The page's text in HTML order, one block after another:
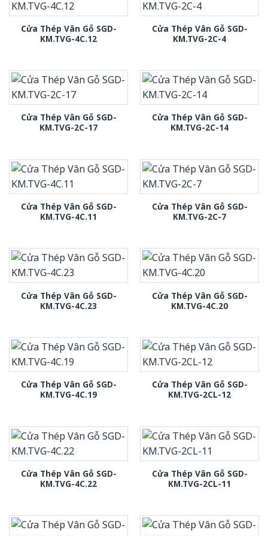
Cửa Thép Vân Gỗ SGD-
KM.TVG-4C.12
Cửa Thép Vân Gỗ SGD-
KM.TVG-2C-4
Cửa Thép Vân Gỗ SGD-
KM.TVG-2C-17
Cửa Thép Vân Gỗ SGD-
KM.TVG-2C-14
Cửa Thép Vân Gỗ SGD-
KM.TVG-4C.11
Cửa Thép Vân Gỗ SGD-
KM.TVG-2C-7
Cửa Thép Vân Gỗ SGD-
KM.TVG-4C.23
Cửa Thép Vân Gỗ SGD-
KM.TVG-4C.20
Cửa Thép Vân Gỗ SGD-
KM.TVG-4C.19
Cửa Thép Vân Gỗ SGD-
KM.TVG-2CL-12
Cửa Thép Vân Gỗ SGD-
KM.TVG-4C.22
Cửa Thép Vân Gỗ SGD-
KM.TVG-2CL-11